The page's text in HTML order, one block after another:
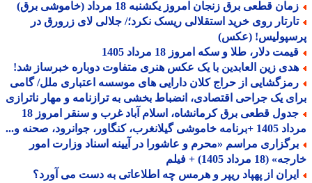
قطعی برق زنجان امروز یکشنبه 18 مرداد (خاموشی برق)
روی خرید استقلالی ریسک نکرد؛/ جلالی لای زرورق در
(عکس)
دلار، طلا و سکه امروز 18 مرداد 1405
زین العابدین با یک عکس هنری متفاوت دوباره خبرساز شد!
از حراج کلان دارایی های موسسه اعتباری ملل/ گامی
یک جراحی اقتصادی، انضباط بخشی به ترازنامه و مهار ناترازی
جدول قطعی برق کرمانشاه، اسلام آباد غرب و سنقر امروز 18
کنگاور، جوانرود، صحنه و...
مراسم «محرم و عاشورا در آیینه اسناد وزارت امور
مرداد 1405) + فیلم
از پهپاد ریپر و هرمس چه اطلاعاتی به دست می آورد؟